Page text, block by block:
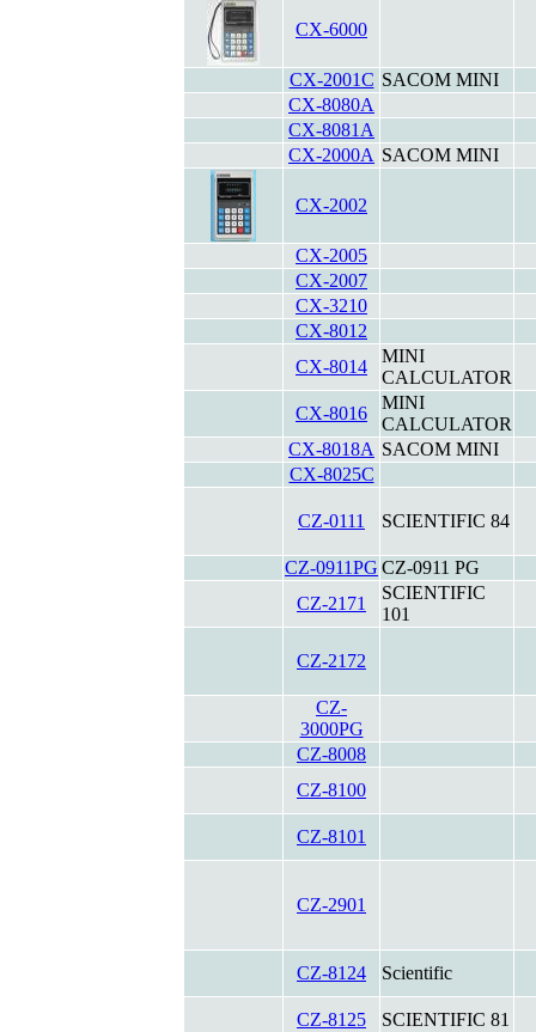
CX-6000
CX-2001C SACOM MINI
CX-8080A
CX-8081A
CX-2000A SACOM MINI
CX-2002
CX-2005
CX-2007
CX-3210
CX-8012
CX-8014
MINI
CALCULATOR
CX-8016
MINI
CALCULATOR
CX-8018A SACOM MINI
CX-8025C
CZ-0111 SCIENTIFIC 84
CZ-0911PG CZ-0911 PG
CZ-2171
SCIENTIFIC
101
CZ-2172
CZ-
3000PG
CZ-8008
CZ-8100
CZ-8101
CZ-2901
CZ-8124 Scientific
CZ-8125 SCIENTIFIC 81